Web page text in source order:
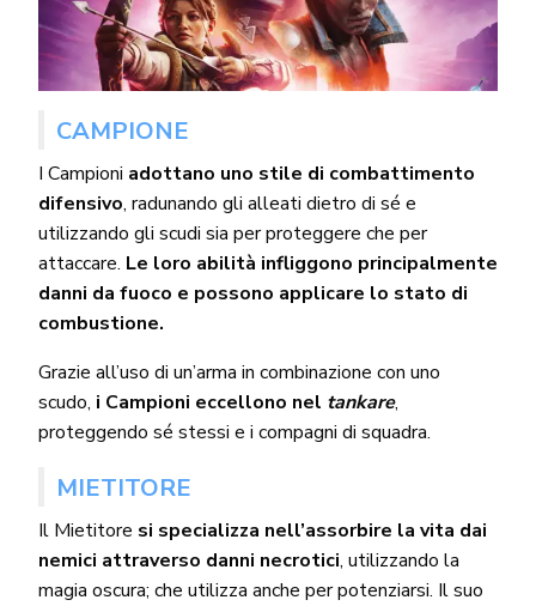
CAMPIONE
I Campioni adottano uno stile di combattimento
difensivo, radunando gli alleati dietro di sé e
utilizzando gli scudi sia per proteggere che per
attaccare. Le loro abilità infliggono principalmente
danni da fuoco e possono applicare lo stato di
combustione.
Grazie all’uso di un’arma in combinazione con uno
scudo, i Campioni eccellono nel tankare,
proteggendo sé stessi e i compagni di squadra.
MIETITORE
Il Mietitore si specializza nell’assorbire la vita dai
nemici attraverso danni necrotici, utilizzando la
magia oscura; che utilizza anche per potenziarsi. Il suo